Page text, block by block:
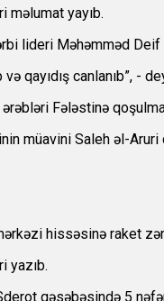
məlumat yayıb.
lideri Məhəmməd
qayıdış canlanıb”, -
Fələstinə
müavini Saleh əl-
hissəsinə raket
yazıb.
qəsəbəsində 5